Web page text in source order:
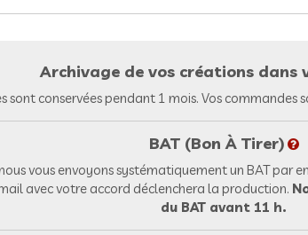
Archivage de vos créations dans
sont conservées pendant 1 mois. Vos
BAT (Bon À Tirer)
vous envoyons systématiquement un BAT par
avec votre accord déclenchera la production.
du BAT avant 11 h.